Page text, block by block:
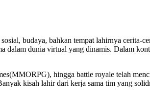
budaya, bahkan tempat lahirnya cerita-
dunia virtual yang dinamis. Dalam
hingga battle royale telah
kisah lahir dari kerja sama tim yang